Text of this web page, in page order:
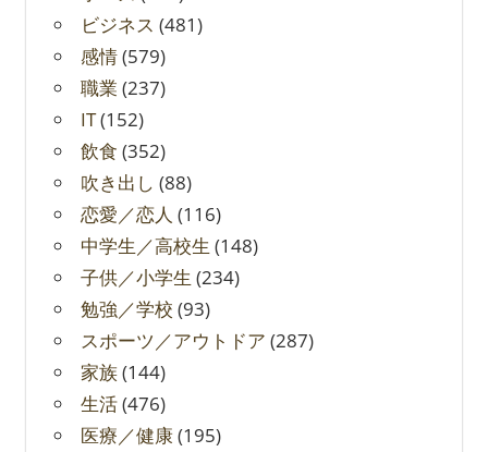
ビジネス (481)
感情(579)
職業 (237)
IT(152)
飲食 (352)
吹き出し (88)
恋愛／恋人 (116)
中学生／高校生 (148)
子供／小学生 (234)
勉強／学校 (93)
スポーツ／アウトドア (287)
家族(144)
生活(476)
医療／健康(195)